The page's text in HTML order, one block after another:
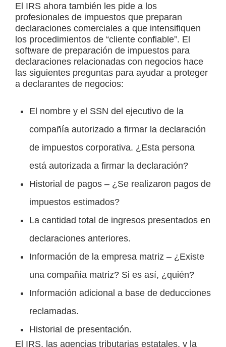
El IRS ahora también les pide a los
profesionales de impuestos que preparan
declaraciones comerciales a que intensifiquen
los procedimientos de “cliente confiable”. El
software de preparación de impuestos para
declaraciones relacionadas con negocios hace
las siguientes preguntas para ayudar a proteger
a declarantes de negocios:
El nombre y el SSN del ejecutivo de la
compañía autorizado a firmar la declaración
de impuestos corporativa. ¿Esta persona
está autorizada a firmar la declaración?
Historial de pagos – ¿Se realizaron pagos de
impuestos estimados?
La cantidad total de ingresos presentados en
declaraciones anteriores.
Información de la empresa matriz – ¿Existe
una compañía matriz? Si es así, ¿quién?
Información adicional a base de deducciones
reclamadas.
Historial de presentación.
El IRS, las agencias tributarias estatales, y la